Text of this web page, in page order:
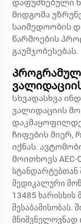
დაფუძნებული
მიდგომა
საიმედოობის
წარმოების
გაუმჯობესებას.
Სხვადასხვა
ვალიდაციის
ჩიფების მიერ,
იქნას.
მოითხოვს AEC-
სტანდარტებთან
მედიკალური
13485 ხარისხის
შესაბამისობას.
მნიშვნელოვნად